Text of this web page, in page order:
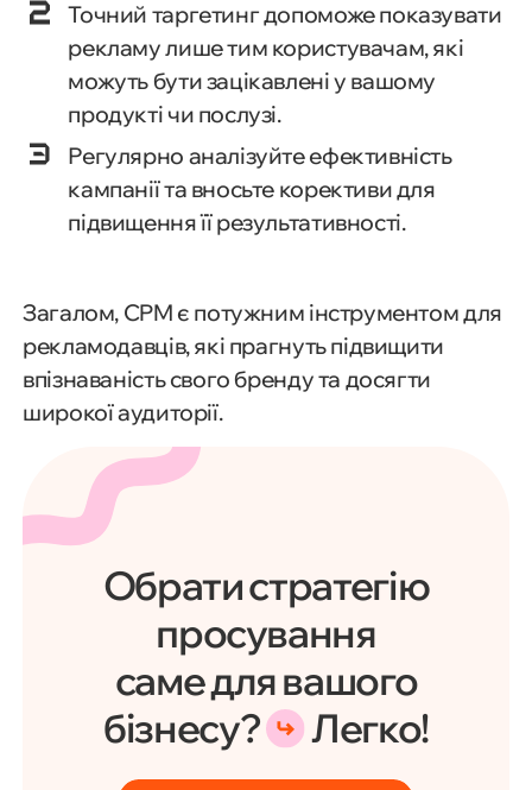
Точний таргетинг допоможе показувати
рекламу лише тим користувачам, які
можуть бути зацікавлені у вашому
продукті чи послузі.
Регулярно аналізуйте ефективність
кампанії та вносьте корективи для
підвищення її результативності.
Загалом, CPM є потужним інструментом для
рекламодавців, які прагнуть підвищити
впізнаваність свого бренду та досягти
широкої аудиторії.
Обрати стратегію
просування
саме для вашого
бізнесу?
Легко!